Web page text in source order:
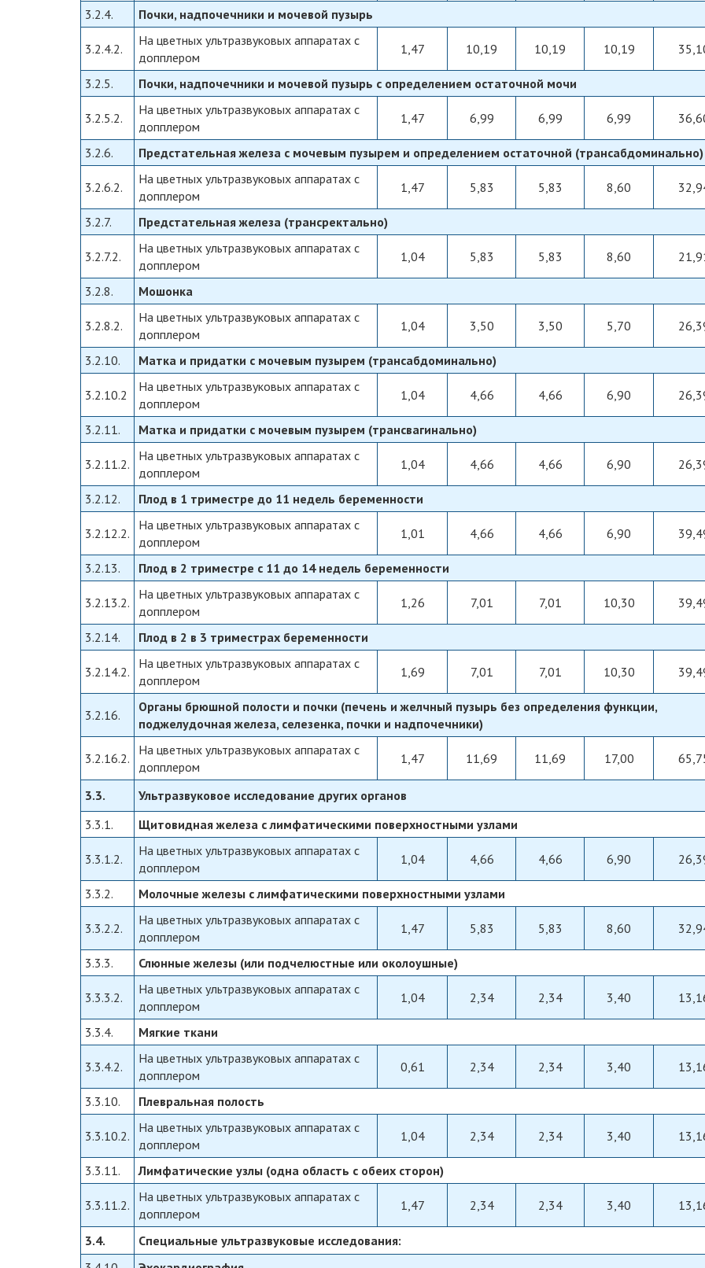
3.2.4. Почки, надпочечники и мочевой пузырь
3.2.4.2.
На цветных ультразвуковых аппаратах с
допплером
1,47 10,19 10,19 10,19
3.2.5. Почки, надпочечники и мочевой пузырь с определением остаточной мочи
3.2.5.2.
На цветных ультразвуковых аппаратах с
допплером
1,47 6,99 6,99 6,99
3.2.6. Предстательная железа с мочевым пузырем и определением остаточной (трансабдоминально)
3.2.6.2.
На цветных ультразвуковых аппаратах с
допплером
1,47 5,83 5,83 8,60
3.2.7. Предстательная железа (трансректально)
3.2.7.2.
На цветных ультразвуковых аппаратах с
допплером
1,04 5,83 5,83 8,60
3.2.8. Мошонка
3.2.8.2.
На цветных ультразвуковых аппаратах с
допплером
1,04 3,50 3,50 5,70
3.2.10. Матка и придатки с мочевым пузырем (трансабдоминально)
3.2.10.2
На цветных ультразвуковых аппаратах с
допплером
1,04 4,66 4,66 6,90
3.2.11. Матка и придатки с мочевым пузырем (трансвагинально)
3.2.11.2.
На цветных ультразвуковых аппаратах с
допплером
1,04 4,66 4,66 6,90
3.2.12. Плод в 1 триместре до 11 недель беременности
3.2.12.2.
На цветных ультразвуковых аппаратах с
допплером
1,01 4,66 4,66 6,90
3.2.13. Плод в 2 триместре с 11 до 14 недель беременности
3.2.13.2.
На цветных ультразвуковых аппаратах с
допплером
1,26 7,01 7,01 10,30
3.2.14. Плод в 2 в 3 триместрах беременности
3.2.14.2.
На цветных ультразвуковых аппаратах с
допплером
1,69 7,01 7,01 10,30
3.2.16.
Органы брюшной полости и почки (печень и желчный пузырь без определения функции,
поджелудочная железа, селезенка, почки и надпочечники)
3.2.16.2.
На цветных ультразвуковых аппаратах с
допплером
1,47 11,69 11,69 17,00
3.3.
Ультразвуковое исследование других органов
3.3.1.
Щитовидная железа с лимфатическими поверхностными узлами
3.3.1.2.
На цветных ультразвуковых аппаратах с
допплером
1,04 4,66 4,66 6,90
3.3.2. Молочные железы с лимфатическими поверхностными узлами
3.3.2.2.
На цветных ультразвуковых аппаратах с
допплером
1,47 5,83 5,83 8,60
3.3.3. Слюнные железы (или подчелюстные или околоушные)
3.3.3.2.
На цветных ультразвуковых аппаратах с
допплером
1,04 2,34 2,34 3,40
3.3.4. Мягкие ткани
3.3.4.2.
На цветных ультразвуковых аппаратах с
допплером
0,61 2,34 2,34 3,40
3.3.10. Плевральная полость
3.3.10.2.
На цветных ультразвуковых аппаратах с
допплером
1,04 2,34 2,34 3,40
3.3.11. Лимфатические узлы (одна область с обеих сторон)
3.3.11.2.
На цветных ультразвуковых аппаратах с
допплером
1,47 2,34 2,34 3,40
3.4.
Специальные ультразвуковые исследования: